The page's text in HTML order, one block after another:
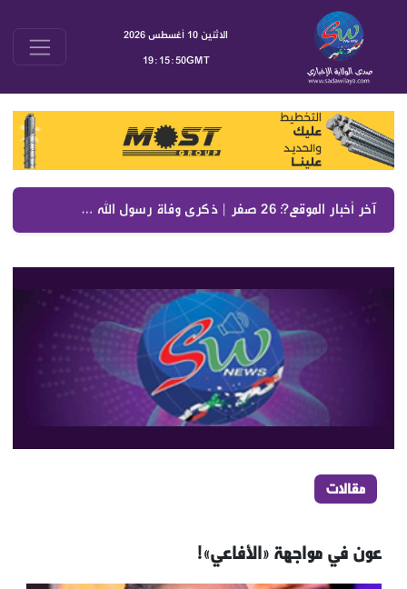
الاثنين 10 أغسطس 2026
19:15:50GMT
آخر أخبار الموقع :
مقالات
عون في مواجهة «الأفاعي»!